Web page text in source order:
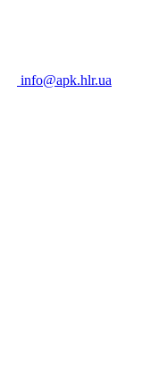
info@apk.hlr.ua